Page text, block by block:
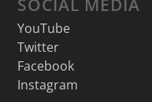
SOCIAL MEDIA
YouTube
Twitter
Facebook
Instagram